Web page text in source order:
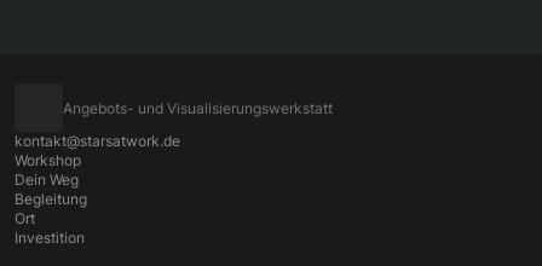
Angebots- und Visualisierungswerkstatt
Workshop
Dein Weg
Begleitung
Ort
Investition
kontakt@starsatwork.de